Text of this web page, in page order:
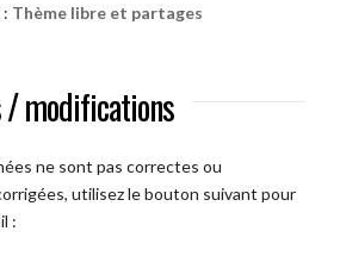
Thème libre et partages
/ modifications
ne sont pas correctes ou
utilisez le bouton suivant pour
: